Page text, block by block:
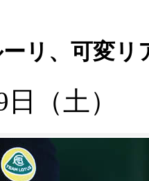
リ、可変
（土）